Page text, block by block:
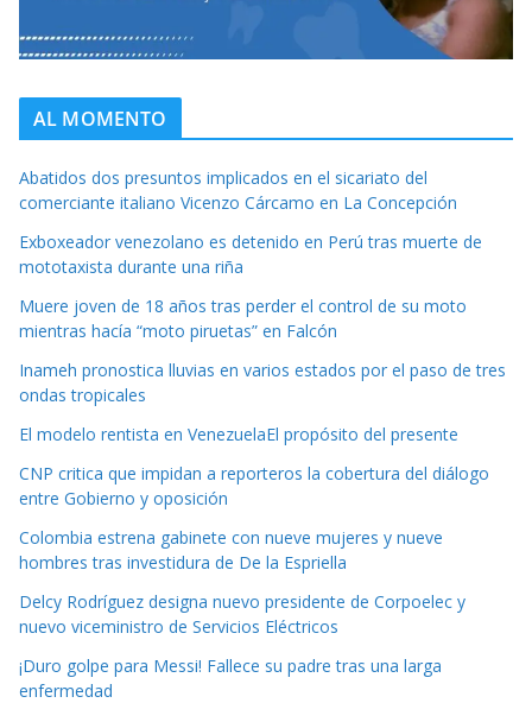
AL MOMENTO
Abatidos dos presuntos implicados en el sicariato del
comerciante italiano Vicenzo Cárcamo en La Concepción
Exboxeador venezolano es detenido en Perú tras muerte de
mototaxista durante una riña
Muere joven de 18 años tras perder el control de su moto
mientras hacía “moto piruetas” en Falcón
Inameh pronostica lluvias en varios estados por el paso de tres
ondas tropicales
El modelo rentista en VenezuelaEl propósito del presente
CNP critica que impidan a reporteros la cobertura del diálogo
entre Gobierno y oposición
Colombia estrena gabinete con nueve mujeres y nueve
hombres tras investidura de De la Espriella
Delcy Rodríguez designa nuevo presidente de Corpoelec y
nuevo viceministro de Servicios Eléctricos
¡Duro golpe para Messi! Fallece su padre tras una larga
enfermedad